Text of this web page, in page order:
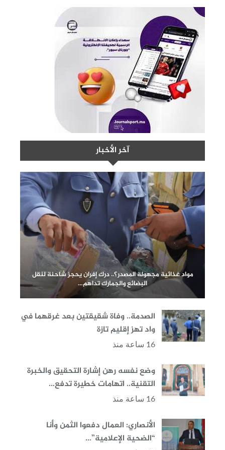
آخر الأخبار
مواد غذائية مجهولة المصدر؟.. درك إفران يحجز شاحنة لنقل
البضائع والجمارك تداهم…
الصدمة.. وفاة شقيقتين بعد غرقهما في
واد تهز إقليم تازة
16 ساعة منذ
وضع نفسه رهن إشارة التحقيق والخبرة
التقنية.. اتهامات خطيرة تدفع…
16 ساعة منذ
الأنصاري: العمال دفعوا الثمن وأنا
“الضحية الإعلامية”…